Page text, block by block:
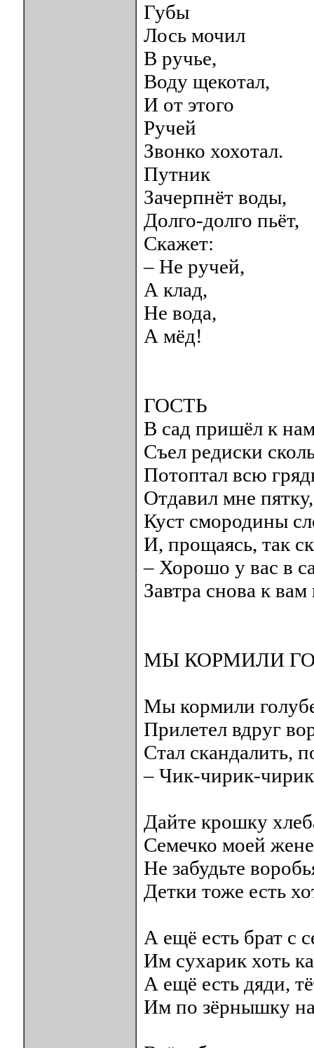
Губы
Лось мочил
В ручье,
Воду щекотал,
И от этого
Ручей
Звонко хохотал.
Путник
Зачерпнёт воды,
Долго-долго пьёт,
Скажет:
– Не ручей,
А клад,
Не вода,
А мёд!
ГОСТЬ
В сад пришёл к
Съел редиски
Потоптал всю
Отдавил мне пятку,
Куст смородины
И, прощаясь, так
– Хорошо у вас в
Завтра снова к вам
МЫ КОРМИЛИ
Мы кормили
Прилетел вдруг
Стал скандалить,
– Чик-чирик-
Дайте крошку
Семечко моей
Не забудьте
Детки тоже есть
А ещё есть брат с
Им сухарик хоть
А ещё есть дяди,
Им по зёрнышку